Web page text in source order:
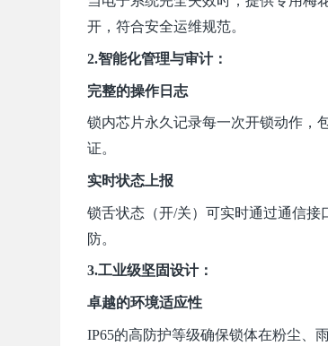
开，符合安全运维规范。
2.智能化管理与审计：
完整的操作日志
锁内芯片永久记录每一次开锁动作，
证。
实时状态上报
锁舌状态（开/关）可实时通过通信
防。
3.工业级坚固设计：
卓越的环境适应性
IP65的高防护等级确保锁体在粉尘、